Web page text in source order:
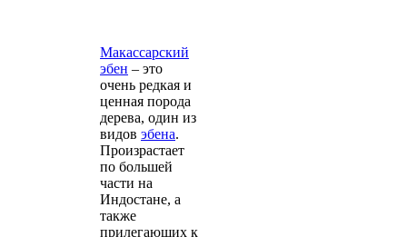
Макассарский
эбен – это
очень редкая и
ценная порода
дерева, один из
видов эбена.
Произрастает
по большей
части на
Индостане, а
также
прилегающих к